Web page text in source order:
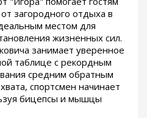
загородного отдыха в
местом для
жизненных сил.
занимает уверенное
таблице с рекордным
средним обратным
спортсмен начинает
бицепсы и мышцы